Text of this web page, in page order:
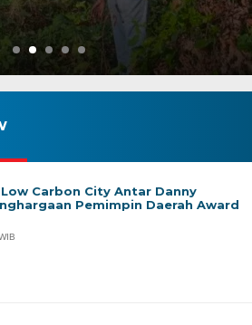
Carbon City Antar Danny
Pemimpin Daerah Award